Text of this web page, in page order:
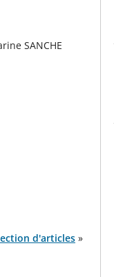
SANCHE
d'articles »